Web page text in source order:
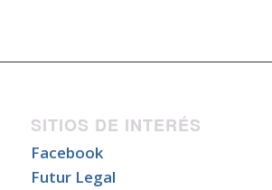
SITIOS DE INTERÉS
Facebook
Futur Legal